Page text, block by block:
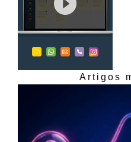
Artigos